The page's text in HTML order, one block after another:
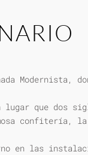
lugar que dos
confitería,
en las